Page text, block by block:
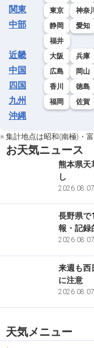
8
根室中標津
10
中標津
12
道東
駒場
13
上標津
16
道東
弟子屈
関東 東京 神奈川
中部 静岡 愛知
福井
近畿 大阪 兵庫
中国 広島 岡山
四国 香川 徳島
九州 福岡 佐賀
沖縄
※ 集計地点は昭和(南極)・
お天気ニュース
熊本県天
し
長野県
報・記録
来週も
に注意
天気メニュー